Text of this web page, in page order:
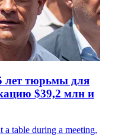
лет тюрьмы для
$39,2 млн и